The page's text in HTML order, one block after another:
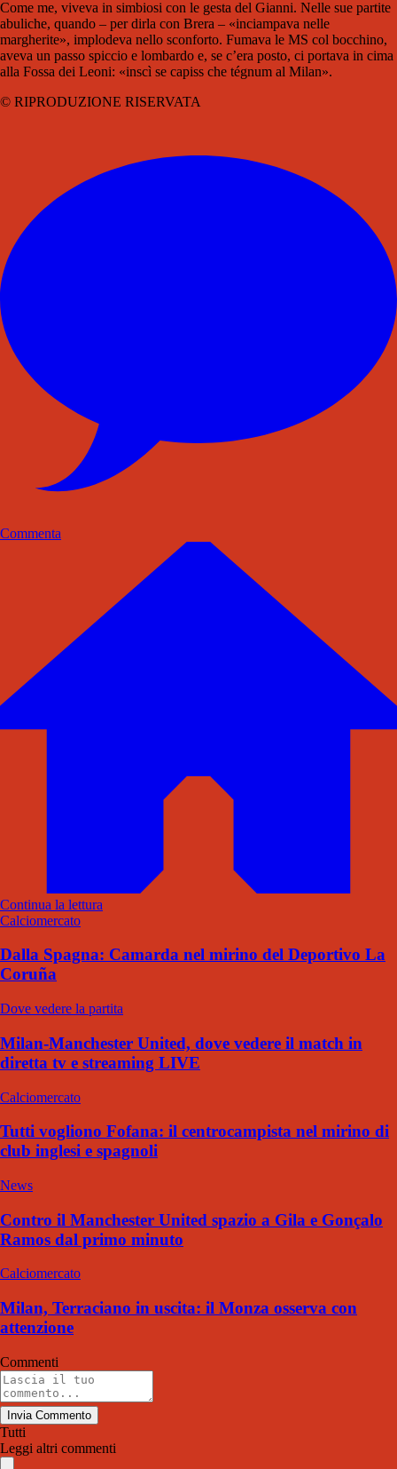
Come me, viveva in simbiosi con le gesta del Gianni. Nelle sue partite
abuliche, quando – per dirla con Brera – «inciampava nelle
margherite», implodeva nello sconforto. Fumava le MS col bocchino,
aveva un passo spiccio e lombardo e, se c’era posto, ci portava in cima
alla Fossa dei Leoni: «inscì se capiss che tégnum al Milan».
© RIPRODUZIONE RISERVATA
Commenta
Continua la lettura
Calciomercato
Dalla Spagna: Camarda nel mirino del Deportivo La
Coruña
Dove vedere la partita
Milan-Manchester United, dove vedere il match in
diretta tv e streaming LIVE
Calciomercato
Tutti vogliono Fofana: il centrocampista nel mirino di
club inglesi e spagnoli
News
Contro il Manchester United spazio a Gila e Gonçalo
Ramos dal primo minuto
Calciomercato
Milan, Terraciano in uscita: il Monza osserva con
attenzione
Commenti
Invia Commento
Tutti
Leggi altri commenti